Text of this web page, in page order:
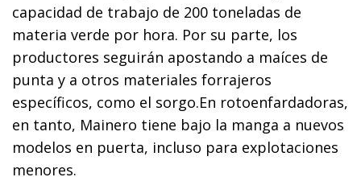
capacidad de trabajo de 200 toneladas de
materia verde por hora. Por su parte, los
productores seguirán apostando a maíces de
punta y a otros materiales forrajeros
específicos, como el sorgo.En rotoenfardadoras,
en tanto, Mainero tiene bajo la manga a nuevos
modelos en puerta, incluso para explotaciones
menores.